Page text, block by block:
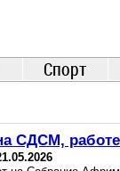
Спорт
СДСМ,